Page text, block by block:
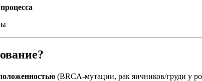
(BRCA-мутации, рак яичников/груди у